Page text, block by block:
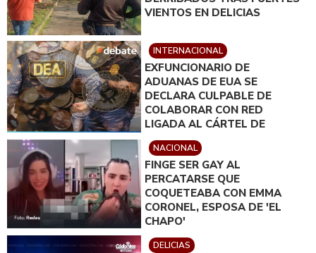
VIENTOS EN DELICIAS
INTERNACIONAL
EXFUNCIONARIO DE
ADUANAS DE EUA SE
DECLARA CULPABLE DE
COLABORAR CON RED
LIGADA AL CÁRTEL DE
SINALOA
NACIONAL
FINGE SER GAY AL
PERCATARSE QUE
COQUETEABA CON EMMA
CORONEL, ESPOSA DE 'EL
CHAPO'
DELICIAS